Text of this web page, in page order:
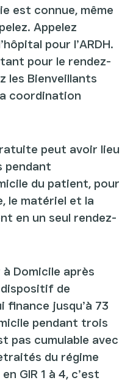
est connue, même
Appelez
pour l’ARDH.
pour le rendez-
les Bienveillants
coordination
peut avoir lieu
pendant
du patient, pour
le matériel et la
en un seul rendez-
à Domicile après
de
finance jusqu’à 73
pendant trois
pas cumulable avec
du régime
GIR 1 à 4, c’est